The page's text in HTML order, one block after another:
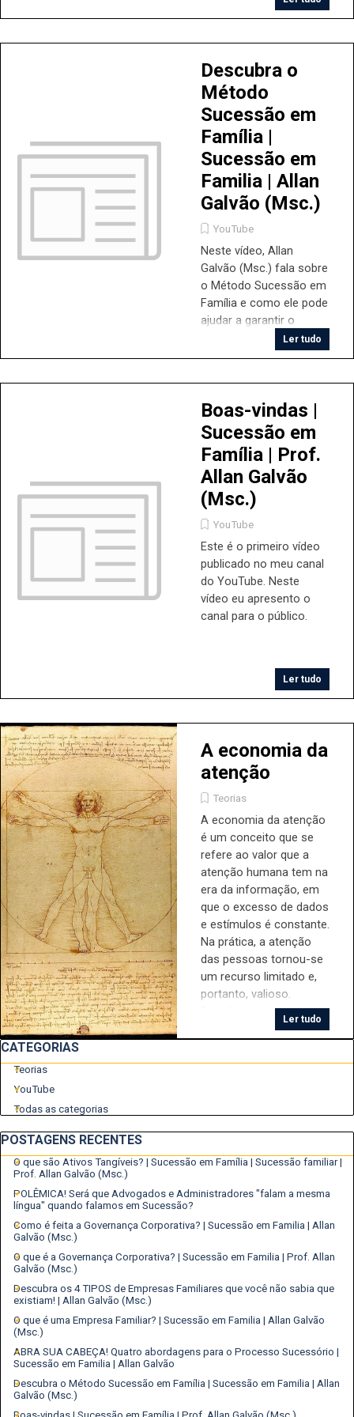
as quatro abordagens
abordar a Preparação
Sucessória Familiar.
Aprenda mais e
conheça o método
Sucessão em Família, o
método que te levará ao
sucesso!
Descubra o
Método
Sucessão em
Família |
Sucessão em
Familia | Allan
Galvão (Msc.)
YouTube
Neste vídeo, Allan
Galvão (Msc.) fala sobre
o Método Sucessão em
Família e como ele pode
ajudar a garantir o
legado e a tradição do
seu negócio familiar.
sucesso!
Ler tudo
Boas-vindas |
Sucessão em
Família | Prof.
Allan Galvão
(Msc.)
YouTube
Este é o primeiro vídeo
publicado no meu canal
do YouTube. Neste
vídeo eu apresento o
canal para o público.
Ler tudo
A economia da
atenção
Teorias
A economia da atenção
é um conceito que se
refere ao valor que a
atenção humana tem na
era da informação, em
que o excesso de dados
e estímulos é constante.
Na prática, a atenção
das pessoas tornou-se
um recurso limitado e,
portanto, valioso.
Plataformas de mídia,
publicidade, empresas
sociais competem para
usuários, pois isso pode
ser convertido em
receita publicitária e
Ler tudo
Pular bloco CATEGORIAS
CATEGORIAS
Teorias
YouTube
Todas as categorias
Pular bloco POSTAGENS RECENTES
POSTAGENS RECENTES
O que são Ativos Tangíveis? | Sucessão em Família | Sucessão familiar |
Prof. Allan Galvão (Msc.)
POLÊMICA! Será que Advogados e Administradores "falam a mesma
língua" quando falamos em Sucessão?
Como é feita a Governança Corporativa? | Sucessão em Familia | Allan
Galvão (Msc.)
O que é a Governança Corporativa? | Sucessão em Familia | Prof. Allan
Galvão (Msc.)
Descubra os 4 TIPOS de Empresas Familiares que você não sabia que
existiam! | Allan Galvão (Msc.)
O que é uma Empresa Familiar? | Sucessão em Familia | Allan Galvão
(Msc.)
ABRA SUA CABEÇA! Quatro abordagens para o Processo Sucessório |
Sucessão em Familia | Allan Galvão
Descubra o Método Sucessão em Família | Sucessão em Familia | Allan
Galvão (Msc.)